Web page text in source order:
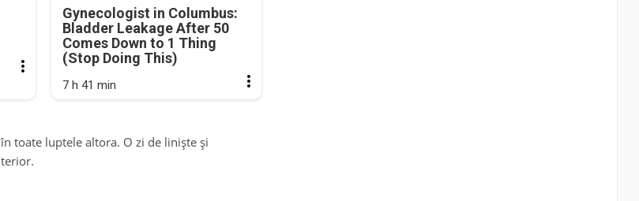
Gynecologist in Columbus:
Bladder Leakage After 50
Comes Down to 1 Thing
(Stop Doing This)
7 h 41 min
toate luptele altora. O zi de liniște și